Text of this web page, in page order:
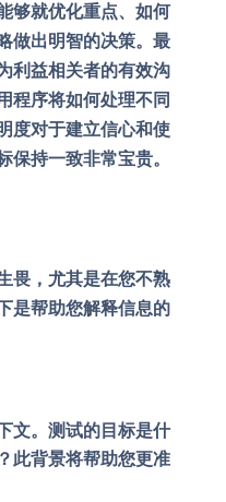
够就优化重点、如何
做出明智的决策。最
利益相关者的有效沟
程序将如何处理不同
度对于建立信心和使
保持一致非常宝贵。
畏，尤其是在您不熟
是帮助您解释信息的
文。测试的目标是什
此背景将帮助您更准